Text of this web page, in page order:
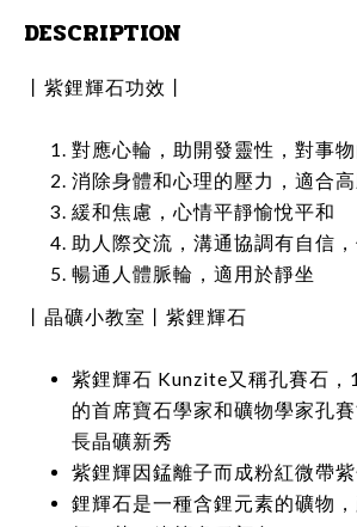
DESCRIPTION
丨紫鋰輝石功效丨
對應心輪，助開發靈性，對事
消除身體和心理的壓力，適合
緩和焦慮，心情平靜愉悅平和
助人際交流，溝通協調有自信
暢通人體脈輪，適用於靜坐
丨晶礦小教室丨紫鋰輝石
紫鋰輝石 Kunzite又稱孔賽石
的首席寶石學家和礦物學家孔
長晶礦新秀
紫鋰輝因錳離子而成粉紅微帶
鋰輝石是一種含鋰元素的礦物，